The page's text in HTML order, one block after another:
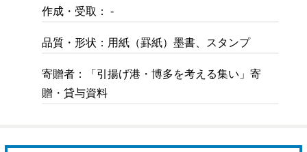
作成・受取： -
品質・形状：用紙（罫紙）墨書、スタンプ
寄贈者：「引揚げ港・博多を考える集い」寄
贈・貸与資料